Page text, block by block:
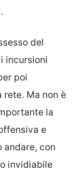
del
incursioni
poi
Ma non è
la
e
andare, con
invidiabile